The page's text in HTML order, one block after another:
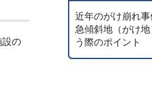
設の
近年のがけ崩れ
急傾斜地（がけ
う際のポイント